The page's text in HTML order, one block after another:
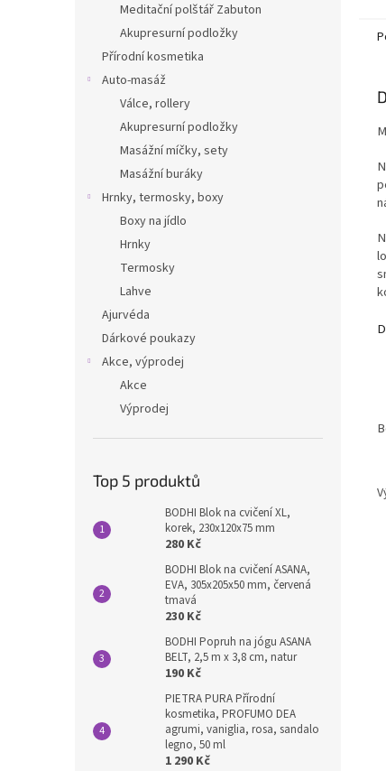
Meditační polštář Zabuton
Akupresurní podložky
Přírodní kosmetika
Auto-masáž
Válce, rollery
Akupresurní podložky
Masážní míčky, sety
Masážní buráky
Hrnky, termosky, boxy
Boxy na jídlo
Hrnky
Termosky
Lahve
Ajurvéda
Dárkové poukazy
Akce, výprodej
Akce
Výprodej
Top 5 produktů
BODHI Blok na cvičení XL,
korek, 230x120x75 mm
280 Kč
BODHI Blok na cvičení ASANA,
EVA, 305x205x50 mm, červená
tmavá
230 Kč
BODHI Popruh na jógu ASANA
BELT, 2,5 m x 3,8 cm, natur
190 Kč
PIETRA PURA Přírodní
kosmetika, PROFUMO DEA
agrumi, vaniglia, rosa, sandalo
legno, 50 ml
1 290 Kč